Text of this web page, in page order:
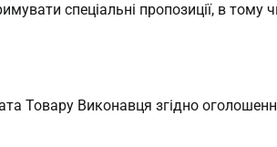
спеціальні пропозиції, в тому
Товару Виконавця згідно